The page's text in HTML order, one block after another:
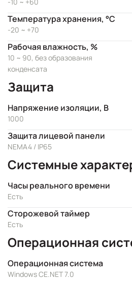
Температура хранения, °C
-20 ~ +70
Рабочая влажность, %
10 ~ 90, без образования
конденсата
Защита
Напряжение изоляции, В
1000
Защита лицевой панели
NEMA4 / IP65
Системные
Часы реального времени
Есть
Сторожевой таймер
Есть
Операционная
Операционная система
Windows CE.NET 7.0